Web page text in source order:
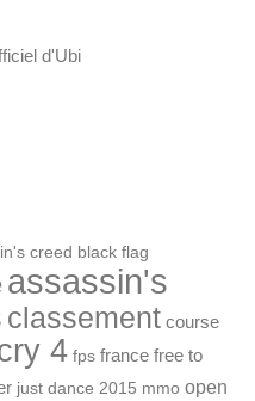
d'Ubi
creed black flag
assassin's
classement course
4 fps france free to
just dance 2015 mmo open